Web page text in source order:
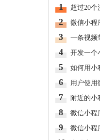
1
2 微信小程
3 一条视频
4 开发一个
5 如何用小
6 用户使用
7
8 微信小程
9